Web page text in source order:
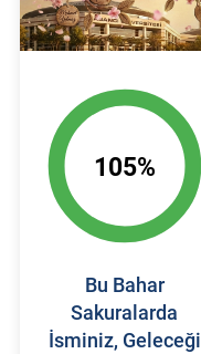
105%
Bu Bahar
Sakuralarda
İsminiz, Geleceği